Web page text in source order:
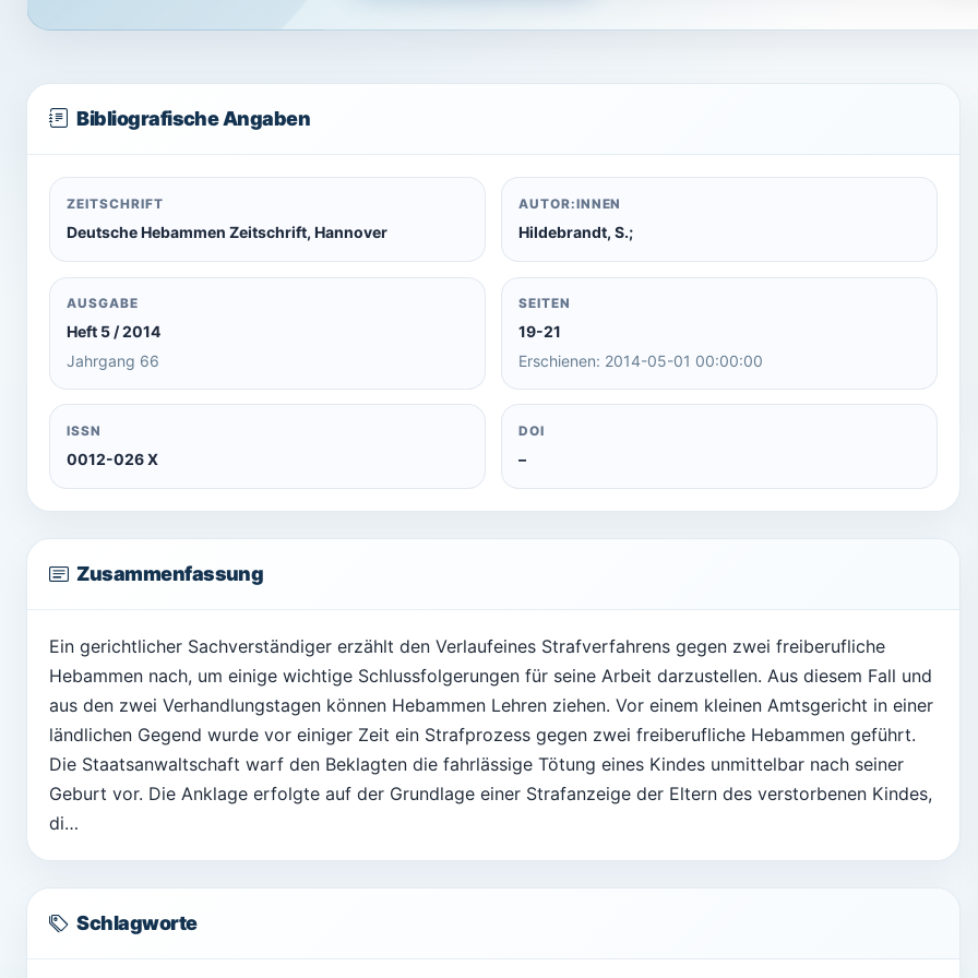
Bibliografische Angaben
ZEITSCHRIFT
Deutsche Hebammen Zeitschrift, Hannover
AUTOR:INNEN
Hildebrandt, S.;
AUSGABE
Heft 5 / 2014
Jahrgang 66
SEITEN
19-21
Erschienen: 2014-05-01 00:00:00
ISSN
0012-026 X
DOI
–
Zusammenfassung
Ein gerichtlicher Sachverständiger erzählt den Verlaufeines Strafverfahrens gegen zwei freiberufliche
Hebammen nach, um einige wichtige Schlussfolgerungen für seine Arbeit darzustellen. Aus diesem Fall und
aus den zwei Verhandlungstagen können Hebammen Lehren ziehen. Vor einem kleinen Amtsgericht in einer
ländlichen Gegend wurde vor einiger Zeit ein Strafprozess gegen zwei freiberufliche Hebammen geführt.
Die Staatsanwaltschaft warf den Beklagten die fahrlässige Tötung eines Kindes unmittelbar nach seiner
Geburt vor. Die Anklage erfolgte auf der Grundlage einer Strafanzeige der Eltern des verstorbenen Kindes,
di…
Schlagworte